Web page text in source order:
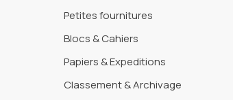
Petites fournitures
Blocs & Cahiers
Papiers & Expeditions
Classement & Archivage